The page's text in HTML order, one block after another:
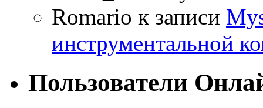
Romario к записи
инструментальной
Пользователи